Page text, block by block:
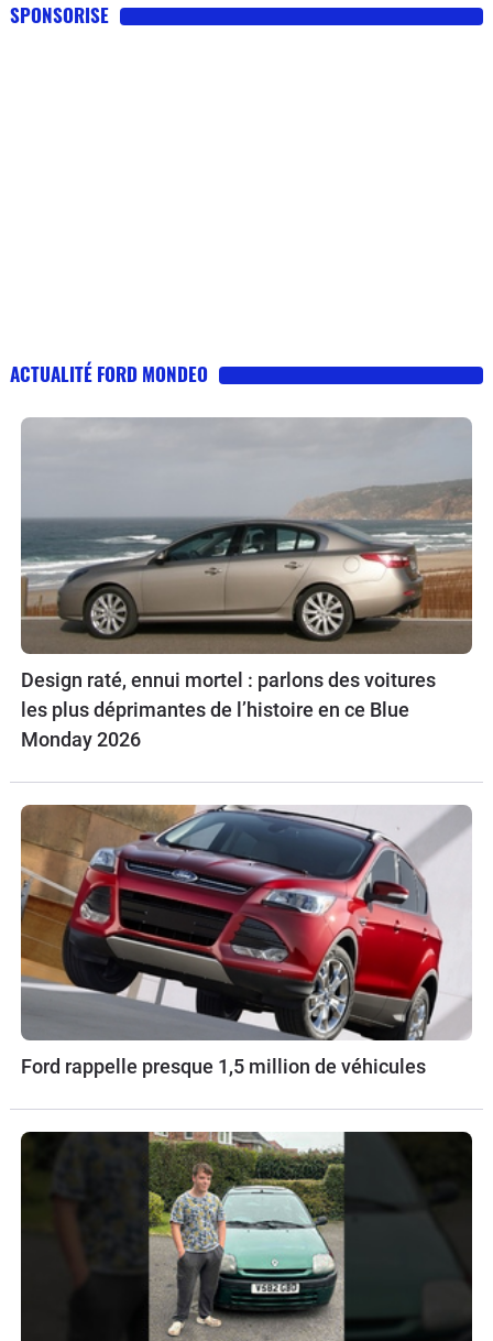
SPONSORISE
ACTUALITÉ FORD MONDEO
Design raté, ennui mortel : parlons des voitures
les plus déprimantes de l’histoire en ce Blue
Monday 2026
Ford rappelle presque 1,5 million de véhicules